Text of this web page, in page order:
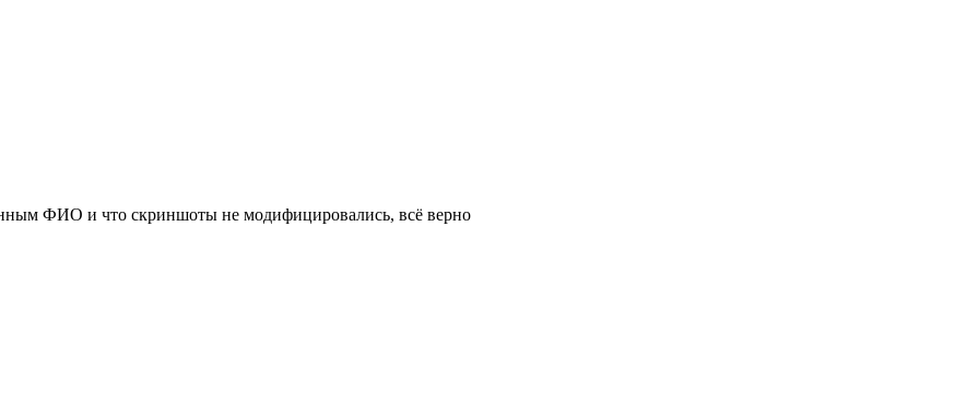
ФИО и что скриншоты не модифицировались, всё верно